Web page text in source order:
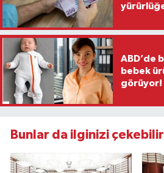
ABD’de
bebek
görüyor!
Bunlar da ilginizi çekebilir